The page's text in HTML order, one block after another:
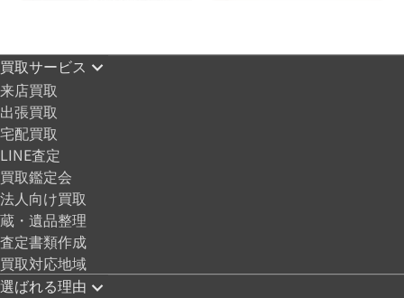
買取サービス
来店買取
出張買取
宅配買取
LINE査定
買取鑑定会
法人向け買取
蔵・遺品整理
査定書類作成
買取対応地域
選ばれる理由